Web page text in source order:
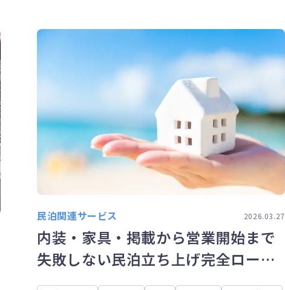
民泊関連サービス 2026.03.27
内装・家具・掲載から営業開始まで
失敗しない民泊立ち上げ完全ロード
マップ